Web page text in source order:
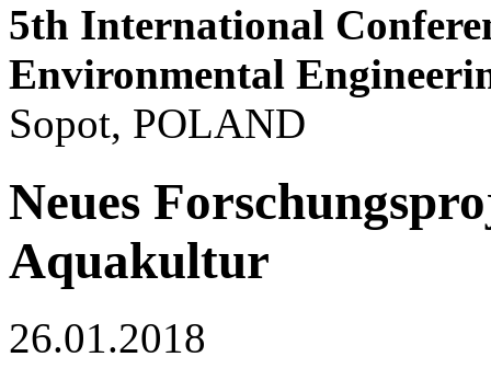
5th International
Environmental
Sopot, POLAND
Neues
Aquakultur
26.01.2018